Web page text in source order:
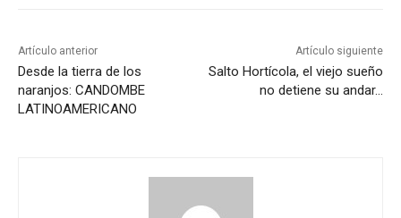
Artículo anterior
Desde la tierra de los
naranjos: CANDOMBE
LATINOAMERICANO
Artículo siguiente
Salto Hortícola, el viejo sueño
no detiene su andar…